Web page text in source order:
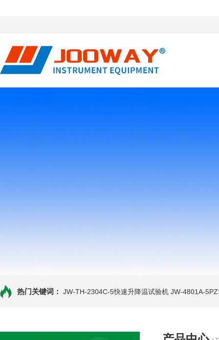
热门关键词： JW-TH-2304C-5快速升降温试验机 JW-4801A-